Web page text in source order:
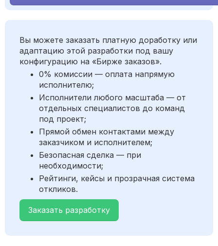
Вы можете заказать платную доработку или
адаптацию этой разработки под вашу
конфигурацию на «Бирже заказов».
0% комиссии — оплата напрямую
исполнителю;
Исполнители любого масштаба — от
отдельных специалистов до команд
под проект;
Прямой обмен контактами между
заказчиком и исполнителем;
Безопасная сделка — при
необходимости;
Рейтинги, кейсы и прозрачная система
откликов.
Заказать разработку